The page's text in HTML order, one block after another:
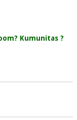
Kumunitas ?